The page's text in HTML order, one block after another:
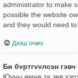
administrator to make
possible the website
and they would need to
Дээш очих
Би бvртгvvлсэн
Юуны өмнө та зөв